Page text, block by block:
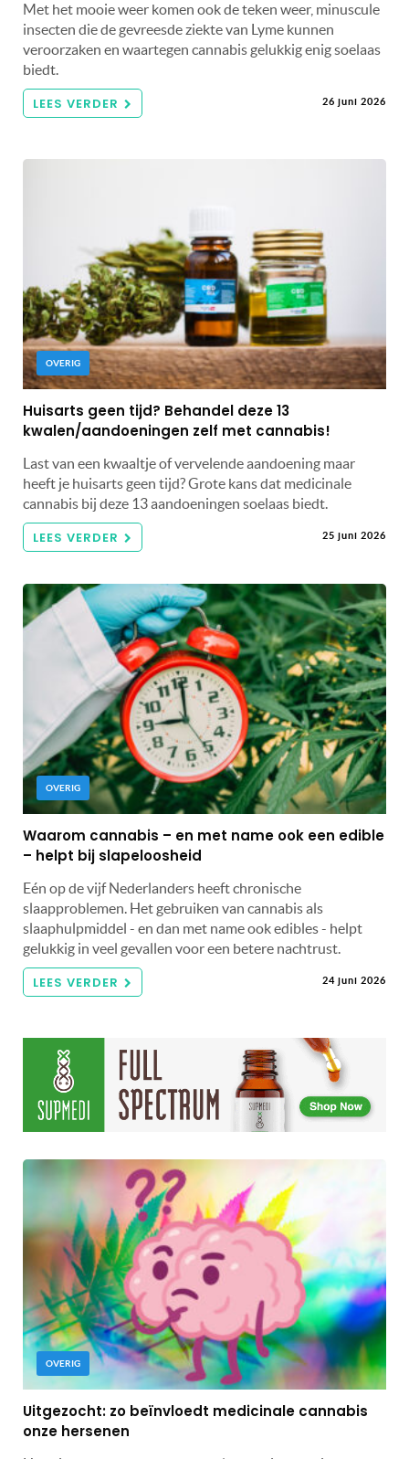
Met het mooie weer komen ook de teken weer, minuscule
insecten die de gevreesde ziekte van Lyme kunnen
veroorzaken en waartegen cannabis gelukkig enig soelaas
biedt.
LEES VERDER 26 juni 2026
OVERIG
Huisarts geen tijd? Behandel deze 13
kwalen/aandoeningen zelf met cannabis!
Last van een kwaaltje of vervelende aandoening maar
heeft je huisarts geen tijd? Grote kans dat medicinale
cannabis bij deze 13 aandoeningen soelaas biedt.
LEES VERDER 25 juni 2026
OVERIG
Waarom cannabis – en met name ook een edible
– helpt bij slapeloosheid
Eén op de vijf Nederlanders heeft chronische
slaapproblemen. Het gebruiken van cannabis als
slaaphulpmiddel - en dan met name ook edibles - helpt
gelukkig in veel gevallen voor een betere nachtrust.
LEES VERDER 24 juni 2026
OVERIG
Uitgezocht: zo beïnvloedt medicinale cannabis
onze hersenen